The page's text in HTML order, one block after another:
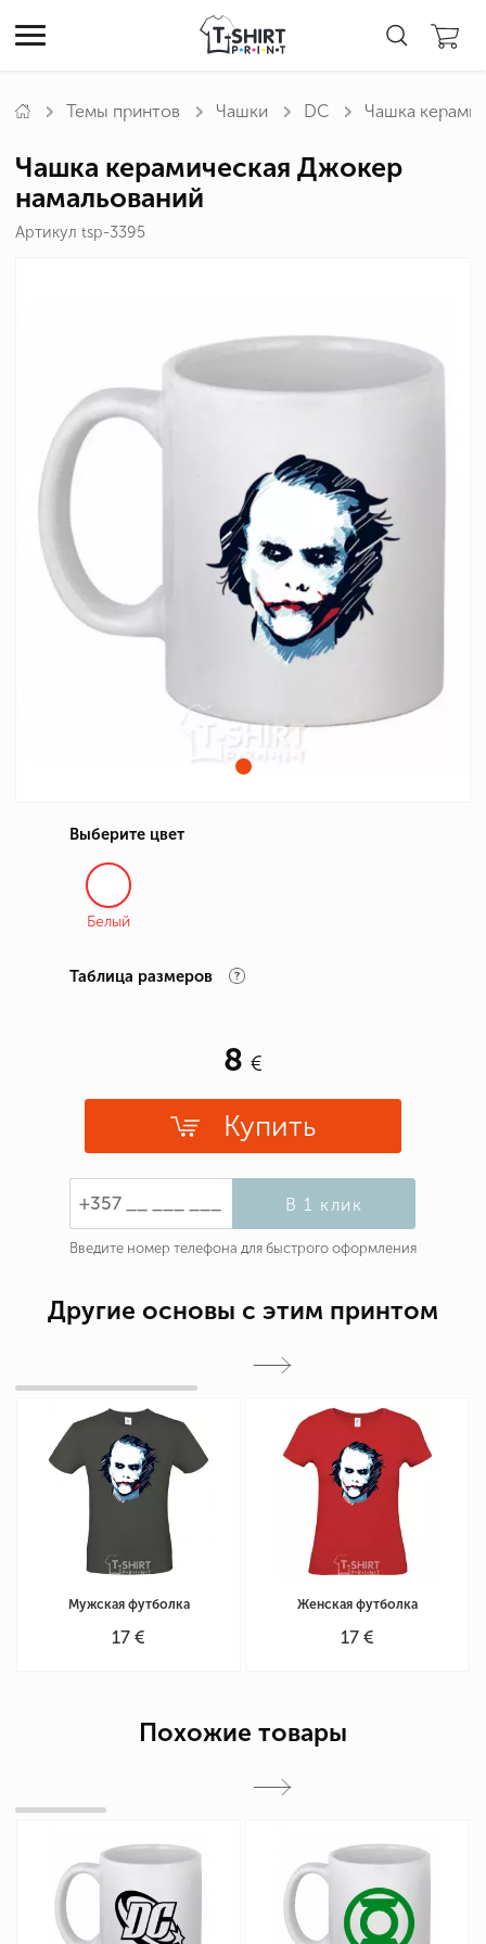
Темы принтов Чашки DC Чашка
Чашка керамическая Джокер
намальований
Артикул tsp-3395
8
Купить
В 1 клик
Введите номер телефона для быстрого оформления
Выберите цвет
Белый
Таблица размеров
Другие основы с этим принтом
Мужская футболка
17 €
Женская футболка
17 €
Похожие товары